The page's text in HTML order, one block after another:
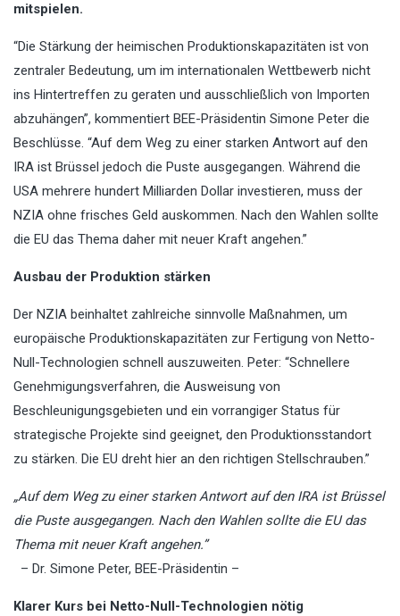
mitspielen.
“Die Stärkung der heimischen Produktionskapazitäten ist von
zentraler Bedeutung, um im internationalen Wettbewerb nicht
ins Hintertreffen zu geraten und ausschließlich von Importen
abzuhängen”, kommentiert BEE-Präsidentin Simone Peter die
Beschlüsse. “Auf dem Weg zu einer starken Antwort auf den
IRA ist Brüssel jedoch die Puste ausgegangen. Während die
USA mehrere hundert Milliarden Dollar investieren, muss der
NZIA ohne frisches Geld auskommen. Nach den Wahlen sollte
die EU das Thema daher mit neuer Kraft angehen.”
Ausbau der Produktion stärken
Der NZIA beinhaltet zahlreiche sinnvolle Maßnahmen, um
europäische Produktionskapazitäten zur Fertigung von Netto-
Null-Technologien schnell auszuweiten. Peter: “Schnellere
Genehmigungsverfahren, die Ausweisung von
Beschleunigungsgebieten und ein vorrangiger Status für
strategische Projekte sind geeignet, den Produktionsstandort
zu stärken. Die EU dreht hier an den richtigen Stellschrauben.”
„Auf dem Weg zu einer starken Antwort auf den IRA ist Brüssel
die Puste ausgegangen. Nach den Wahlen sollte die EU das
Thema mit neuer Kraft angehen.”
– Dr. Simone Peter, BEE-Präsidentin –
Klarer Kurs bei Netto-Null-Technologien nötig